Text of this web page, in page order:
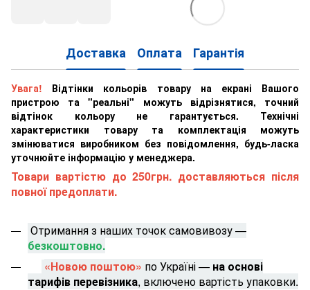
Доставка Оплата Гарантія
Увага! Відтінки кольорів товару на екрані Вашого
пристрою та "реальні" можуть відрізнятися, точний
відтінок кольору не гарантується. Технічні
характеристики товару та комплектація можуть
змінюватися виробником без повідомлення, будь-ласка
уточнюйте інформацію у менеджера.
Товари вартістю до 250грн. доставляються після
повної предоплати.
Отримання з наших точок самовивозу —
безкоштовно.
«Новою поштою» по Україні — на основі
тарифів перевізника, включено вартість упаковки.